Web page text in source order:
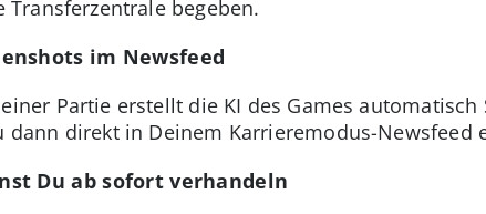
Transferzentrale begeben.
im Newsfeed
Partie erstellt die KI des Games
dann direkt in Deinem Karrieremodus-Newsfeed
Du ab sofort verhandeln